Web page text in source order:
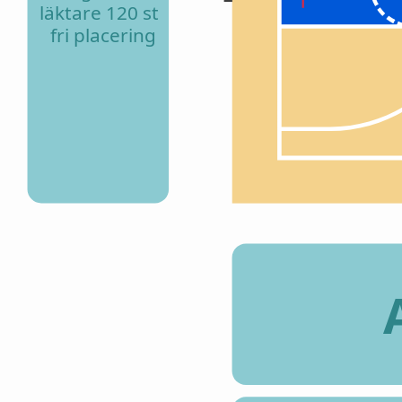
läktare 120 st
fri placering